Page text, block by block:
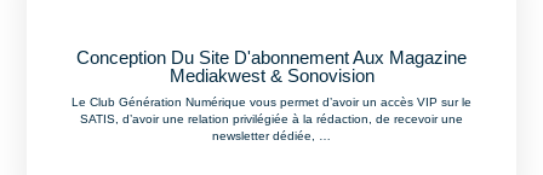
Conception Du Site D'abonnement Aux Magazine
Mediakwest & Sonovision
Le Club Génération Numérique vous permet d’avoir un accès VIP sur le
SATIS, d’avoir une relation privilégiée à la rédaction, de recevoir une
newsletter dédiée, …